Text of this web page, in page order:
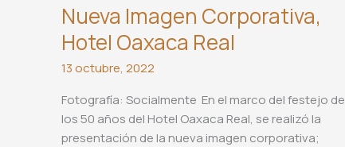
Nueva Imagen Corporativa,
Hotel Oaxaca Real
13 octubre, 2022
Fotografía: Socialmente En el marco del festejo de
los 50 años del Hotel Oaxaca Real, se realizó la
presentación de la nueva imagen corporativa;